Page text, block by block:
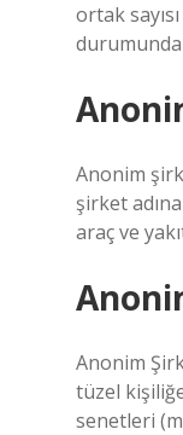
ortak
Anonim
şirket
araç ve
Anonim
tüzel
senetleri